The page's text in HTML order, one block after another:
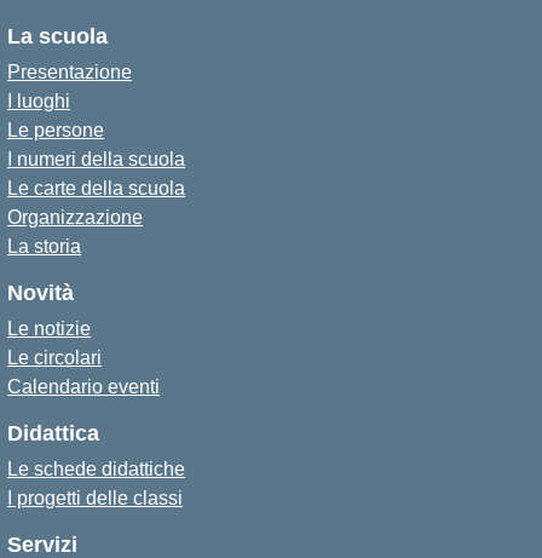
La scuola
Presentazione
I luoghi
Le persone
I numeri della scuola
Le carte della scuola
Organizzazione
La storia
Novità
Le notizie
Le circolari
Calendario eventi
Didattica
Le schede didattiche
I progetti delle classi
Servizi